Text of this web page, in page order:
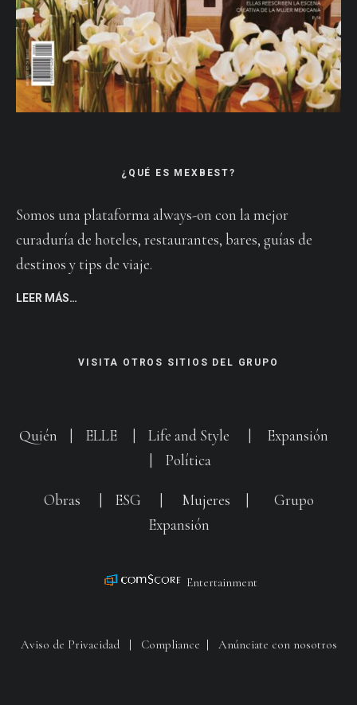
¿QUÉ ES MEXBEST?
Somos una plataforma always-on con la mejor
curaduría de hoteles, restaurantes, bares, guías de
destinos y tips de viaje.
LEER MÁS…
VISITA OTROS SITIOS DEL GRUPO
Quién ELLE Life and Style
Expansión
Política
Obras ESG Mujeres
Grupo
Expansión
Entertainment
Aviso de Privacidad| Compliance Anúnciate con nosotros